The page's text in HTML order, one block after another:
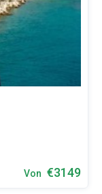
Von €3149